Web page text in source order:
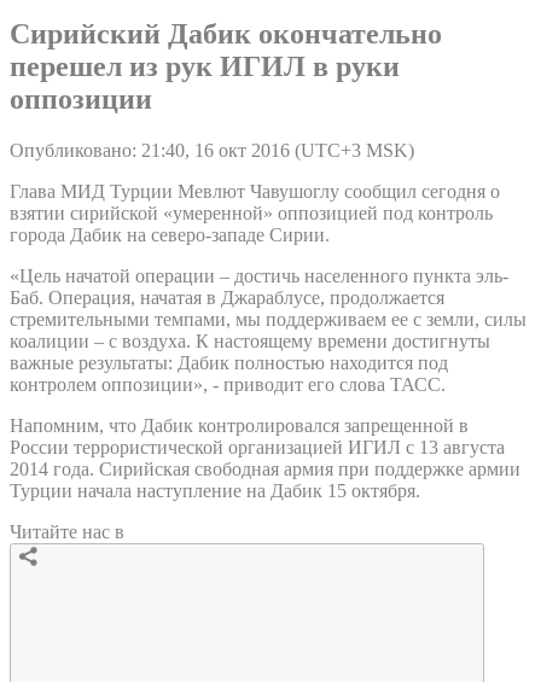
Сирийский Дабик окончательно
перешел из рук ИГИЛ в руки
оппозиции
Опубликовано: 21:40, 16 окт 2016 (UTC+3 MSK)
Глава МИД Турции Мевлют Чавушоглу сообщил сегодня о
взятии сирийской «умеренной» оппозицией под контроль
города Дабик на северо-западе Сирии.
«Цель начатой операции – достичь населенного пункта эль-
Баб. Операция, начатая в Джараблусе, продолжается
стремительными темпами, мы поддерживаем ее с земли, силы
коалиции – с воздуха. К настоящему времени достигнуты
важные результаты: Дабик полностью находится под
контролем оппозиции», - приводит его слова ТАСС.
Напомним, что Дабик контролировался запрещенной в
России террористической организацией ИГИЛ с 13 августа
2014 года. Сирийская свободная армия при поддержке армии
Турции начала наступление на Дабик 15 октября.
Читайте нас в